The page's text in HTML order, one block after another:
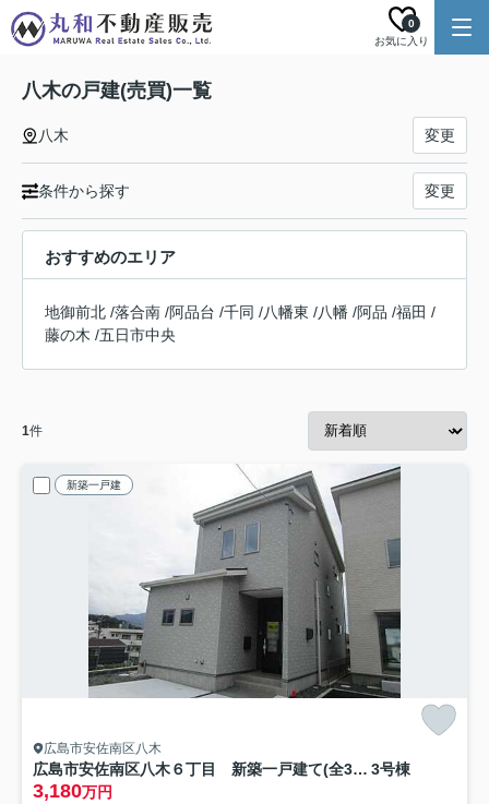
お気に入り
0
八木の戸建(売買)一覧
八木 変更
条件から探す 変更
おすすめのエリア
地御前北 /落合南 /阿品台 /千同 /八幡東 /八幡 /阿品 /福田 /
藤の木 /五日市中央
1件
新築一戸建
広島市安佐南区八木
広島市安佐南区八木６丁目 新築一戸建て(全3棟) 3号棟
3,180万円